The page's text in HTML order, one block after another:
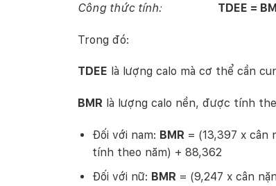
Công thức tính: TDEE =
Trong đó:
TDEE là lượng calo mà cơ thể cần
BMR là lượng calo nền, được tính
Đối với nam: BMR = (13,397 x cân
tính theo năm) + 88,362
Đối với nữ: BMR = (9,247 x cân